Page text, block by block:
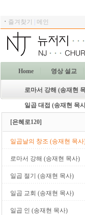
ㆍ 즐겨찾기 메인
Home 영상 설교
로마서 강해 (송재현
일곱 대접 (송재현 목
[은혜로120]
일곱날의 창조 (송재현 목사
로마서 강해 (송재현 목사)
일곱 절기 (송재현 목사)
일곱 교회 (송재현 목사)
일곱 인 (송재현 목사)